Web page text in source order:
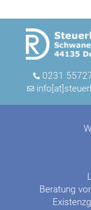
0231
Beratung